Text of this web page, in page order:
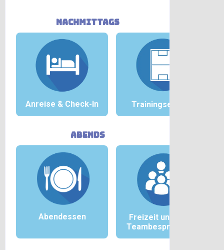
nachmittags
Anreise & Check-In Trainingseinheit
abends
Abendessen
Freizeit und/oder
Teambesprechung